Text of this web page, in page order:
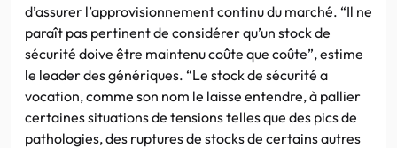
d’assurer l’approvisionnement continu du marché. “Il ne
paraît pas pertinent de considérer qu’un stock de
sécurité doive être maintenu coûte que coûte”, estime
le leader des génériques. “Le stock de sécurité a
vocation, comme son nom le laisse entendre, à pallier
certaines situations de tensions telles que des pics de
pathologies, des ruptures de stocks de certains autres